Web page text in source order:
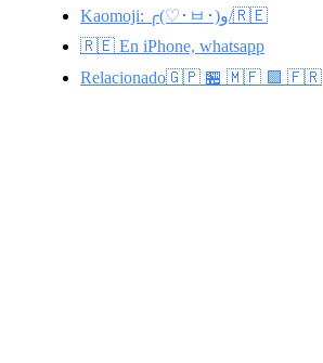
Kaomoji: ╭(♡･ㅂ･)و/🇷🇪
🇷🇪 En iPhone, whatsapp
Relacionado🇬🇵 🏪 🇲🇫 🟪 🇫🇷